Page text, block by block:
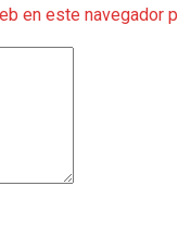
en este navegador